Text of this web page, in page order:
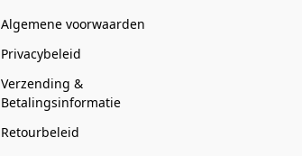
Algemene voorwaarden
Privacybeleid
Verzending &
Betalingsinformatie
Retourbeleid